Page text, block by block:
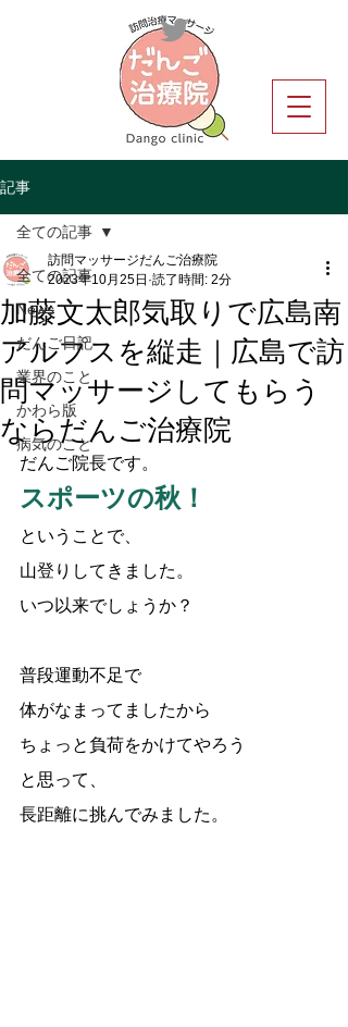
記事
全ての記事
News
だんご日記
業界のこと
かわら版
病気のこと
全ての記事
加藤文太郎気取りで広島南
アルプスを縦走｜広島で訪
問マッサージしてもらう
ならだんご治療院
訪問マッサージだんご治療院
2023年10月25日 読了時間: 2分
だんご院長です。
スポーツの秋！
ということで、
山登りしてきました。
いつ以来でしょうか？
普段運動不足で
体がなまってましたから
ちょっと負荷をかけてやろう
と思って、
長距離に挑んでみました。